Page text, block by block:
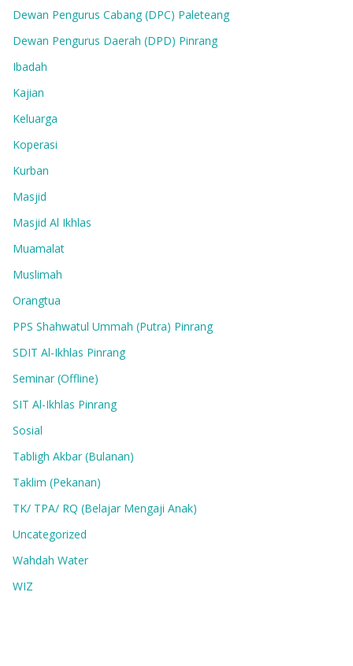
Dewan Pengurus Cabang (DPC) Paleteang
Dewan Pengurus Daerah (DPD) Pinrang
Ibadah
Kajian
Keluarga
Koperasi
Kurban
Masjid
Masjid Al Ikhlas
Muamalat
Muslimah
Orangtua
PPS Shahwatul Ummah (Putra) Pinrang
SDIT Al-Ikhlas Pinrang
Seminar (Offline)
SIT Al-Ikhlas Pinrang
Sosial
Tabligh Akbar (Bulanan)
Taklim (Pekanan)
TK/ TPA/ RQ (Belajar Mengaji Anak)
Uncategorized
Wahdah Water
WIZ